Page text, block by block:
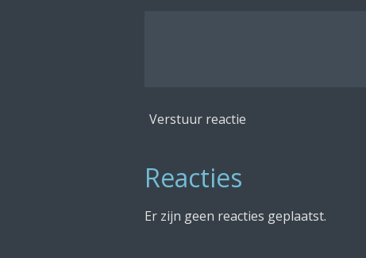
Verstuur reactie
Reacties
Er zijn geen reacties geplaatst.